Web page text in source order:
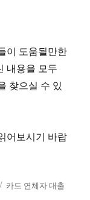
이 도움될만한
내용을 모두
찾으실 수 있
어보시기 바랍
태
카드 연체자 대출